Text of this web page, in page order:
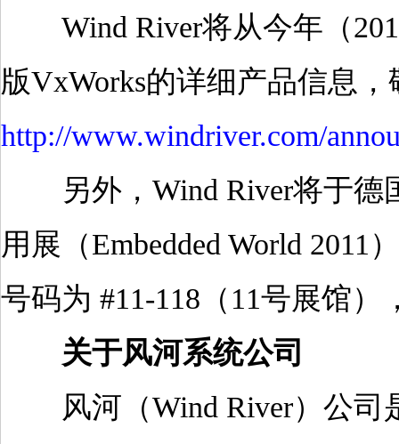
Wind River将从今年（
版VxWorks的详细产品信息
http://www.windriver.com/
另外，Wind River将于德
用展（Embedded World
号码为 #11-118（11号展馆
关于风河系统公司
风河（Wind River）公司